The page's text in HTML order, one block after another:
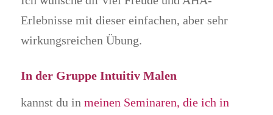
Erlebnisse mit dieser einfachen, aber sehr
wirkungsreichen Übung.
In der Gruppe Intuitiv Malen
kannst du in meinen Seminaren, die ich in